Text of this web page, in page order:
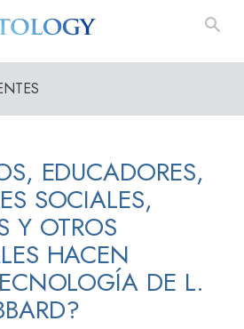
EDUCADORES,
SOCIALES,
Y OTROS
HACEN
DE L.